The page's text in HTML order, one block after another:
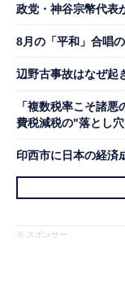
政党・神谷宗幣代表
8月の「平和」合唱
辺野古事故はなぜ起
「複数税率こそ諸
費税減税の"落とし
印西市に日本の経済
※ スポンサー